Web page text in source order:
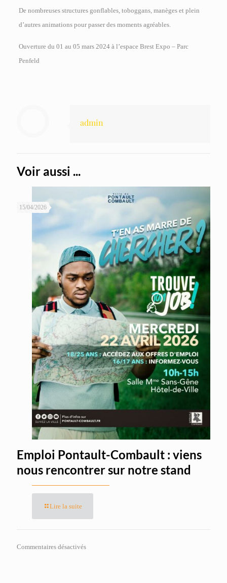
De nombreuses structures gonflables, toboggans, manèges et plein
d’autres animations pour passer des moments agréables.
Ouverture du 01 au 05 mars 2024 à l’espace Brest Expo – Parc
Penfeld
admin
Voir aussi ...
15/04/2026
Emploi Pontault-Combault : viens
nous rencontrer sur notre stand
Lire la suite
Commentaires désactivés